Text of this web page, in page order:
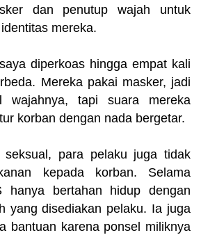
dan penutup wajah untuk
mereka.
diperkoas hingga empat kali
Mereka pakai masker, jadi
wajahnya, tapi suara mereka
korban dengan nada bergetar.
seksual, para pelaku juga tidak
kepada korban. Selama
hanya bertahan hidup dengan
yang disediakan pelaku. Ia juga
bantuan karena ponsel miliknya